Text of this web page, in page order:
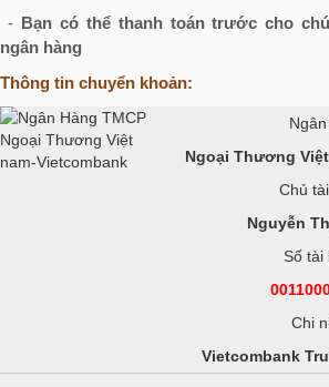
- Bạn có thể thanh toán trước cho
ngân hàng
Thông tin chuyển khoản:
Ngoại Thương
Chủ
Nguyễn
Số tài
Chi
Vietcombank